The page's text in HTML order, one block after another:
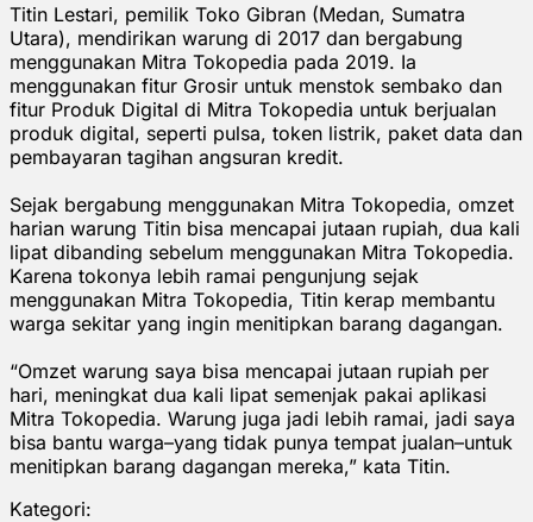
Titin Lestari, pemilik Toko Gibran (Medan, Sumatra
Utara), mendirikan warung di 2017 dan bergabung
menggunakan Mitra Tokopedia pada 2019. Ia
menggunakan fitur Grosir untuk menstok sembako dan
fitur Produk Digital di Mitra Tokopedia untuk berjualan
produk digital, seperti pulsa, token listrik, paket data dan
pembayaran tagihan angsuran kredit.
Sejak bergabung menggunakan Mitra Tokopedia, omzet
harian warung Titin bisa mencapai jutaan rupiah, dua kali
lipat dibanding sebelum menggunakan Mitra Tokopedia.
Karena tokonya lebih ramai pengunjung sejak
menggunakan Mitra Tokopedia, Titin kerap membantu
warga sekitar yang ingin menitipkan barang dagangan.
“Omzet warung saya bisa mencapai jutaan rupiah per
hari, meningkat dua kali lipat semenjak pakai aplikasi
Mitra Tokopedia. Warung juga jadi lebih ramai, jadi saya
bisa bantu warga–yang tidak punya tempat jualan–untuk
menitipkan barang dagangan mereka,” kata Titin.
Kategori: